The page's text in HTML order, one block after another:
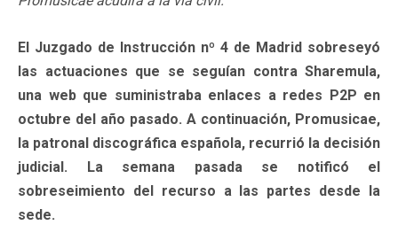
El Juzgado de Instrucción nº 4 de Madrid sobreseyó
las actuaciones que se seguían contra Sharemula,
una web que suministraba enlaces a redes P2P en
octubre del año pasado. A continuación, Promusicae,
la patronal discográfica española, recurrió la decisión
judicial. La semana pasada se notificó el
sobreseimiento del recurso a las partes desde la
sede.